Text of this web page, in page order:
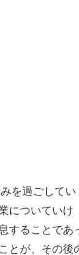
を過ごしてい
についていけ
することであ
とが、その後